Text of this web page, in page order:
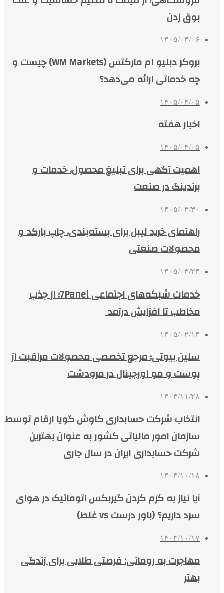
بوق زدن
۱۴۰۵/۰۴/۰۶
بروکر دبلیو ام مارکتس (WM Markets) چیست و
چه خدماتی ارائه می‌دهد؟
۱۴۰۵/۰۴/۰۵
اخبار هفته
۱۴۰۵/۰۴/۰۵
اهمیت آگهی برای تبلیغ محصول، خدمات و
برندینگ در صنعت
۱۴۰۵/۰۳/۳۰
راهنمای خرید لیبل برای بسته‌بندی، چاپ بارکد و
محصولات صنعتی
۱۴۰۵/۰۳/۲۴
خدمات شبکه‌های اجتماعی 7Panel؛ از جذب
مخاطب تا افزایش درآمد
۱۴۰۵/۰۲/۱۴
سلین بیوتی؛ مرجع تخصصی محصولات مراقبت از
پوست و مو اورجینال در مرودشت
۱۴۰۳/۱۱/۲۸
انتخاب شرکت حسابداری کاوش گویا ارقام توسط
سازمان امور مالیاتی کشور به عنوان بهترین
شرکت حسابداری ایران در سال جاری
۱۴۰۳/۱۰/۱۸
آیا نیاز به گرم کردن گیربکس اتوماتیک در هوای
سرد داریم؟ (باور درست vs غلط)
۱۴۰۳/۱۰/۱۷
مهاجرت به رومانی: فرصتی طلایی برای زندگی
بهتر